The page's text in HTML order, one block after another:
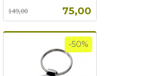
Tilbud
75,00
149,00
mva.
-50%